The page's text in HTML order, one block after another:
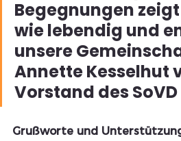
Begegnungen
wie lebendig und
unsere
Annette Kesselhut
Vorstand des
Grußworte und